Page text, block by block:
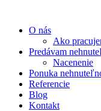
obsah
O nás
Ako
Predávam
Nacenenie
Ponuka
Referencie
Blog
Kontakt